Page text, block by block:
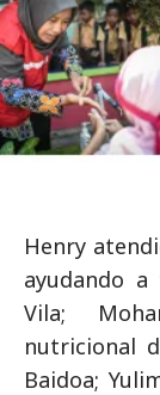
Henry
ayudando
Vila;
nutricional
Baidoa;